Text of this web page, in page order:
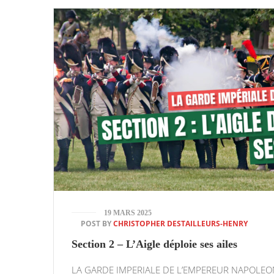
19 MARS 2025
POST BYCHRISTOPHER DESTAILLEURS-HENRY
Section 2 – L’Aigle déploie ses ailes
LA GARDE IMPERIALE DE L’EMPEREUR